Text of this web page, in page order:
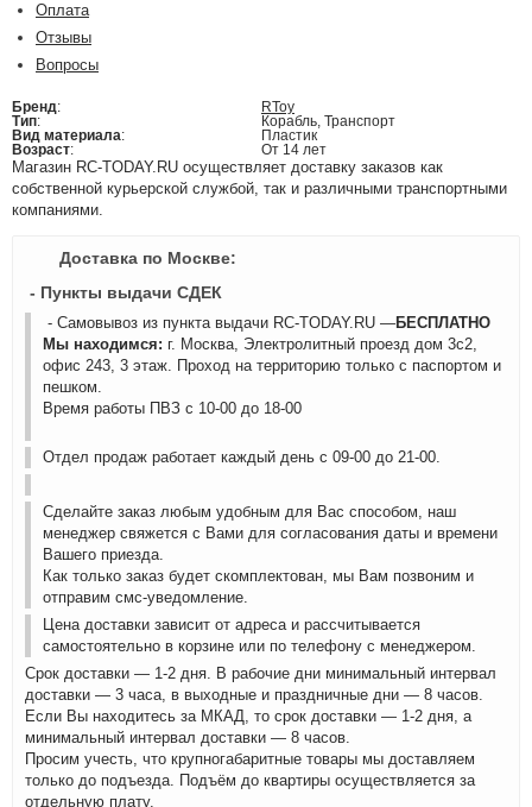
Оплата
Отзывы
Вопросы
Бренд:
RToy
Тип:
Корабль, Транспорт
Вид материала:
Пластик
Возраст: От 14 лет
Магазин RC-TODAY.RU осуществляет доставку заказов как
собственной курьерской службой, так и различными транспортными
компаниями.
Доставка по Москве:
- Пункты выдачи СДЕК
- Самовывоз из пункта выдачи RC-TODAY.RU —БЕСПЛАТНО
Мы находимся: г. Москва, Электролитный проезд дом 3с2,
офис 243, 3 этаж. Проход на территорию только с паспортом и
пешком.
Время работы ПВЗ с 10-00 до 18-00
Отдел продаж работает каждый день с 09-00 до 21-00.
Сделайте заказ любым удобным для Вас способом, наш
менеджер свяжется с Вами для согласования даты и времени
Вашего приезда.
Как только заказ будет скомплектован, мы Вам позвоним и
отправим смс-уведомление.
Цена доставки зависит от адреса и рассчитывается
самостоятельно в корзине или по телефону с менеджером.
Срок доставки — 1-2 дня. В рабочие дни минимальный интервал
доставки — 3 часа, в выходные и праздничные дни — 8 часов.
Если Вы находитесь за МКАД, то срок доставки — 1-2 дня, а
минимальный интервал доставки — 8 часов.
Просим учесть, что крупногабаритные товары мы доставляем
только до подъезда. Подъём до квартиры осуществляется за
отдельную плату.